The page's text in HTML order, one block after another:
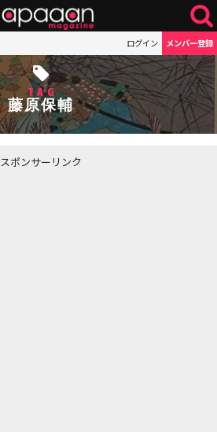
ログイン メンバー登録
TAG
藤原保輔
スポンサーリンク